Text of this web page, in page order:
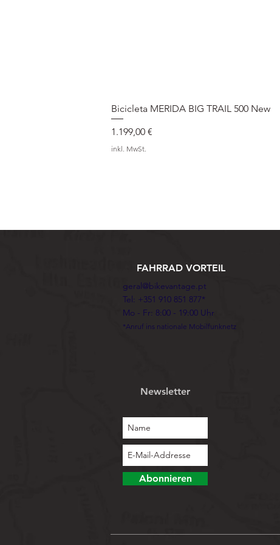
Bicicleta MERIDA BIG TRAIL 500 New
Preis
1.199,00 €
inkl. MwSt.
FAHRRAD VORTEIL
geral@bikevantage.pt
Tel: +351 910 851 877*
Mo - Fr: 8:00 - 19:00 Uhr
*Anruf ins nationale Mobilfunknetz
Newsletter
Abonnieren